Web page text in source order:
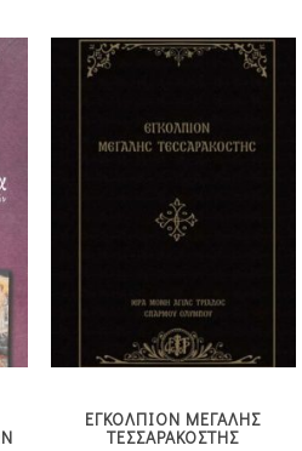
ΕΓΚΟΛΠΙΟΝ ΜΕΓΑΛΗΣ
ΤΕΣΣΑΡΑΚΟΣΤΗΣ